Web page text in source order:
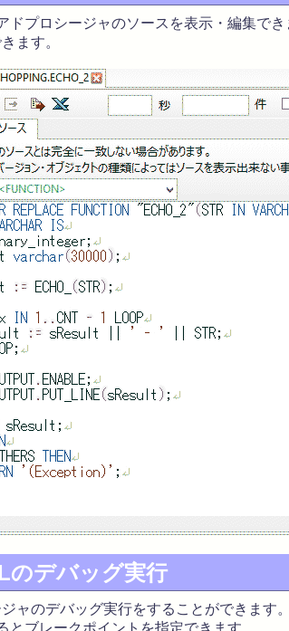
プロシージャのソースを表示・編集で
ます。
のデバッグ実行
ャのデバッグ実行をすることができます
ブレークポイントを指定できます。